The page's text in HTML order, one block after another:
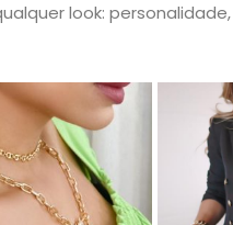
look: